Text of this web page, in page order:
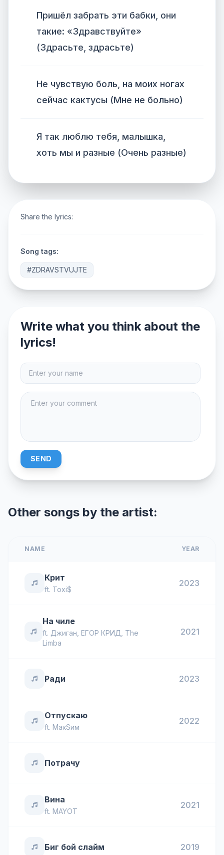
Пришёл забрать эти бабки, они
такие: «Здравствуйте»
(Здрасьте, здрасьте)
Не чувствую боль, на моих ногах
сейчас кактусы (Мне не больно)
Я так люблю тебя, малышка,
хоть мы и разные (Очень разные)
Share the lyrics:
Song tags:
#ZDRAVSTVUJTE
Write what you think about the
lyrics!
SEND
Other songs by the artist:
NAME YEAR
Крит
ft. Toxi$
2023
На чиле
ft. Джиган ЕГОР КРИД
The
Limba
2021
Ради 2023
Отпускаю
ft. МакSим
2022
Потрачу
Вина
ft. MAYOT
2021
Биг бой слайм 2019